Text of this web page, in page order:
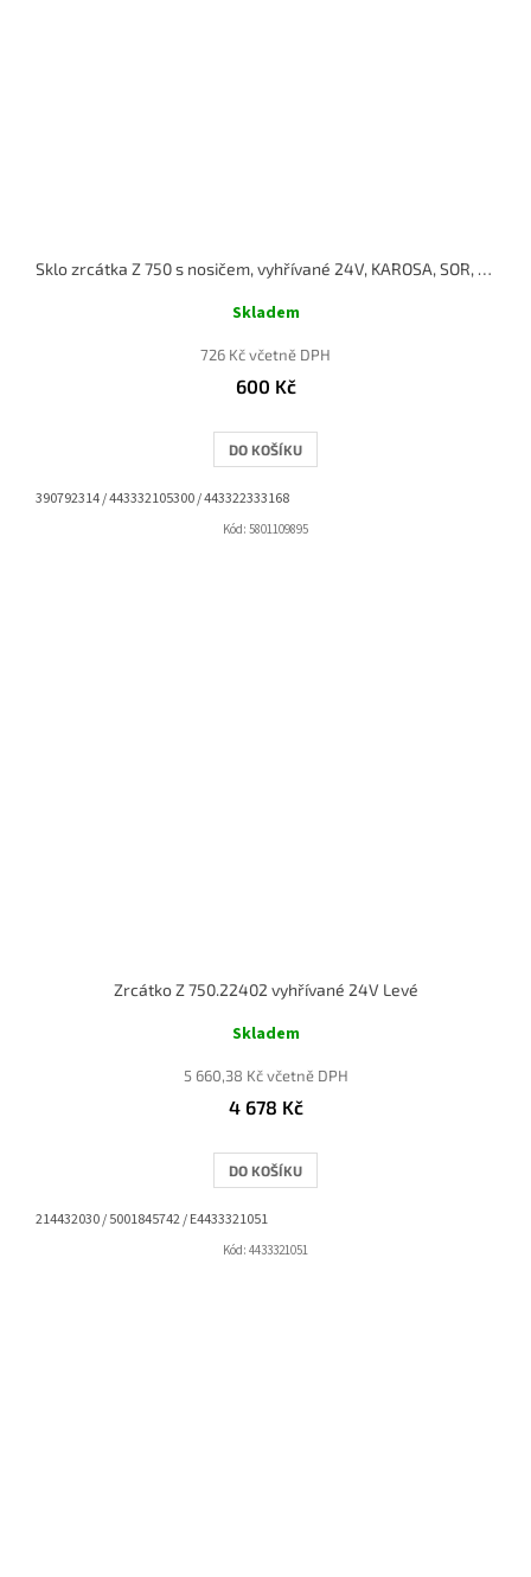
Sklo zrcátka Z 750 s nosičem, vyhřívané 24V, KAROSA, SOR, IRISBUS
Skladem
726 Kč včetně DPH
600 Kč
DO KOŠÍKU
390792314 / 443332105300 / 443322333168
Kód: 5801109895
Zrcátko Z 750.22402 vyhřívané 24V Levé
Skladem
5 660,38 Kč včetně DPH
4 678 Kč
DO KOŠÍKU
214432030 / 5001845742 / E4433321051
Kód: 4433321051